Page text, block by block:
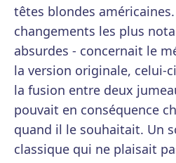
têtes blondes américaines.
changements les plus
absurdes - concernait le
la version originale, celui-
la fusion entre deux
pouvait en conséquence
quand il le souhaitait. Un
classique qui ne plaisait